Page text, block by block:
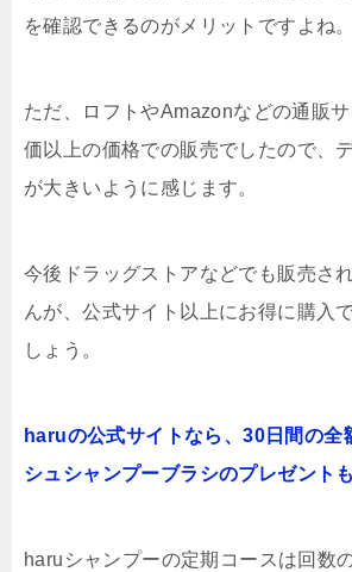
を確認できるのがメリットですよね。
ただ、ロフトやAmazonなどの通販
価以上の価格での販売でしたので、
が大きいように感じます。
今後ドラッグストアなどでも販売さ
んが、公式サイト以上にお得に購入
しょう。
haruの公式サイトなら、30日間の全
シュシャンプーブラシのプレゼント
haruシャンプーの定期コースは回数